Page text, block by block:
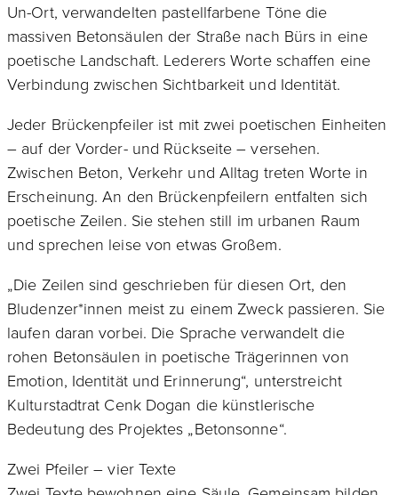
Un-Ort, verwandelten pastellfarbene Töne die
massiven Betonsäulen der Straße nach Bürs in eine
poetische Landschaft. Lederers Worte schaffen eine
Verbindung zwischen Sichtbarkeit und Identität.
Jeder Brückenpfeiler ist mit zwei poetischen Einheiten
– auf der Vorder- und Rückseite – versehen.
Zwischen Beton, Verkehr und Alltag treten Worte in
Erscheinung. An den Brückenpfeilern entfalten sich
poetische Zeilen. Sie stehen still im urbanen Raum
und sprechen leise von etwas Großem.
„Die Zeilen sind geschrieben für diesen Ort, den
Bludenzer*innen meist zu einem Zweck passieren. Sie
laufen daran vorbei. Die Sprache verwandelt die
rohen Betonsäulen in poetische Trägerinnen von
Emotion, Identität und Erinnerung“, unterstreicht
Kulturstadtrat Cenk Dogan die künstlerische
Bedeutung des Projektes „Betonsonne“.
Zwei Pfeiler – vier Texte